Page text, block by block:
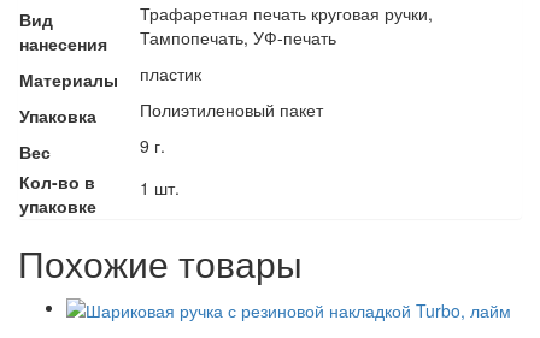
Вид
нанесения
Трафаретная печать круговая ручки,
Тампопечать, УФ-печать
Материалы
пластик
Упаковка
Полиэтиленовый пакет
Вес
9 г.
Кол-во в
упаковке
1 шт.
Похожие товары